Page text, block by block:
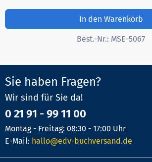
In den Warenkorb
Best.-Nr.: MSE-5067
Sie haben Fragen?
Wir sind für Sie da!
0 21 91 - 99 11 00
Montag - Freitag: 08:30 - 17:00 Uhr
E-Mail: hallo@edv-buchversand.de